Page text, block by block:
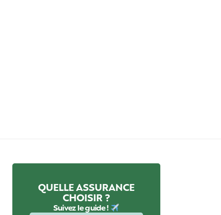
QUELLE ASSURANCE
CHOISIR ?
Suivez le guide !